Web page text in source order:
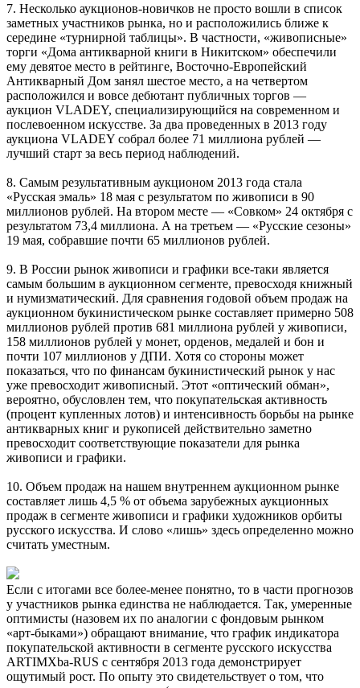
7. Несколько аукционов-новичков не просто вошли в список
заметных участников рынка, но и расположились ближе к
середине «турнирной таблицы». В частности, «живописные»
торги «Дома антикварной книги в Никитском» обеспечили
ему девятое место в рейтинге, Восточно-Европейский
Антикварный Дом занял шестое место, а на четвертом
расположился и вовсе дебютант публичных торгов —
аукцион VLADEY, специализирующийся на современном и
послевоенном искусстве. За два проведенных в 2013 году
аукциона VLADEY собрал более 71 миллиона рублей —
лучший старт за весь период наблюдений.
8. Самым результативным аукционом 2013 года стала
«Русская эмаль» 18 мая с результатом по живописи в 90
миллионов рублей. На втором месте — «Совком» 24 октября с
результатом 73,4 миллиона. А на третьем — «Русские сезоны»
19 мая, собравшие почти 65 миллионов рублей.
9. В России рынок живописи и графики все-таки является
самым большим в аукционном сегменте, превосходя книжный
и нумизматический. Для сравнения годовой объем продаж на
аукционном букинистическом рынке составляет примерно 508
миллионов рублей против 681 миллиона рублей у живописи,
158 миллионов рублей у монет, орденов, медалей и бон и
почти 107 миллионов у ДПИ. Хотя со стороны может
показаться, что по финансам букинистический рынок у нас
уже превосходит живописный. Этот «оптический обман»,
вероятно, обусловлен тем, что покупательская активность
(процент купленных лотов) и интенсивность борьбы на рынке
антикварных книг и рукописей действительно заметно
превосходит соответствующие показатели для рынка
живописи и графики.
10. Объем продаж на нашем внутреннем аукционном рынке
составляет лишь 4,5 % от объема зарубежных аукционных
продаж в сегменте живописи и графики художников орбиты
русского искусства. И слово «лишь» здесь определенно можно
считать уместным.
Если с итогами все более-менее понятно, то в части прогнозов
у участников рынка единства не наблюдается. Так, умеренные
оптимисты (назовем их по аналогии с фондовым рынком
«арт-быками») обращают внимание, что график индикатора
покупательской активности в сегменте русского искусства
ARTIMXba-RUS с сентября 2013 года демонстрирует
ощутимый рост. По опыту это свидетельствует о том, что